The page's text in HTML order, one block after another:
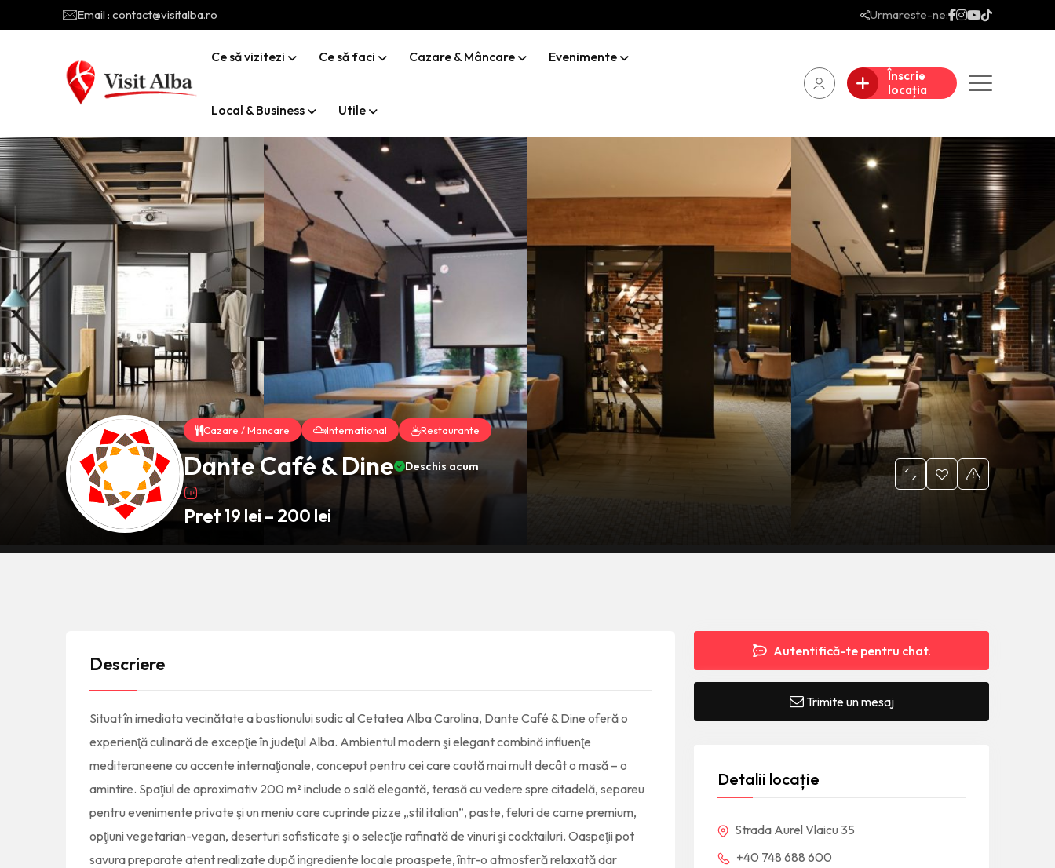
Email : contact@visitalba.ro Urmareste-ne:
Ce să vizitezi Ce să faci Cazare & Mâncare Evenimente
Local & Business Utile
Înscrie
locația
Cazare / Mancare International Restaurante
Dante Café & Dine Deschis acum
Pret19 lei – 200 lei
Descriere
Situat în imediata vecinătate a bastionului sudic al Cetatea Alba Carolina, Dante Café & Dine oferă o
experienţă culinară de excepţie în judeţul Alba. Ambientul modern şi elegant combină influenţe
mediteraneene cu accente internaţionale, conceput pentru cei care caută mai mult decât o masă – o
amintire. Spaţiul de aproximativ 200 m² include o sală elegantă, terasă cu vedere spre citadelă, separeu
pentru evenimente private şi un meniu care cuprinde pizze „stil italian”, paste, feluri de carne premium,
opţiuni vegetarian-vegan, deserturi sofisticate şi o selecţie rafinată de vinuri şi cocktailuri. Oaspeţii pot
savura preparate atent realizate după ingrediente locale proaspete, într-o atmosferă relaxată dar
Autentifică-te pentru chat.
Trimite un mesaj
Detalii locație
Strada Aurel Vlaicu 35
+40 748 688 600